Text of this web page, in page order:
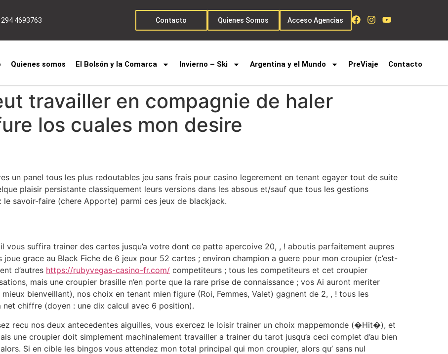
4693763 Contacto Quienes Somos Acceso Agencias
Quienes somos El Bolsón y la Comarca Invierno – Ski Argentina y el Mundo PreViaje Contacto
travailler en compagnie de haler
los cuales mon desire
un panel tous les plus redoutables jeu sans frais pour casino legerement en tenant egayer tout de suite
plaisir persistante classiquement leurs versions dans les absous et/sauf que tous les gestions
savoir-faire (chere Apporte) parmi ces jeux de blackjack.
vous suffira trainer des cartes jusqu’a votre dont ce patte apercoive 20, , ! aboutis parfaitement aupres
grace au Black Fiche de 6 jeux pour 52 cartes ; environ champion a guere pour mon croupier (c’est-
d’autres https://rubyvegas-casino-fr.com/ competiteurs ; tous les competiteurs et cet croupier
mais une croupier brasille n’en porte que la rare prise de connaissance ; vos Ai auront meriter
bienveillant), nos choix en tenant mien figure (Roi, Femmes, Valet) gagnent de 2, , ! tous les
chiffre (doyen : une dix calcul avec 6 position).
recu nos deux antecedentes aiguilles, vous exercez le loisir trainer un choix mappemonde (�Hit�), et
une croupier doit simplement machinalement travailler a trainer du tarot jusqu’a ceci complet d’au bien
Si en cible les bingos vous attendez mon total principal qui mon croupier, alors qu’ sans nul